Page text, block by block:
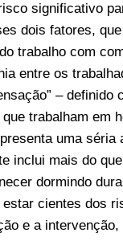
significativo
dois fatores,
trabalho com
entre os
–
trabalham em
uma séria
inclui mais do
dormindo
cientes dos
e a